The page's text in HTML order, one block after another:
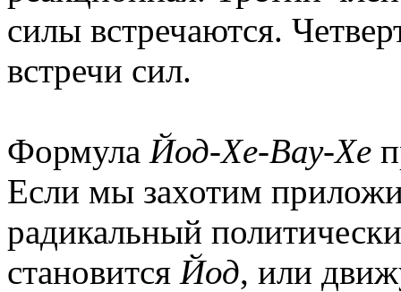
силы встречаются.
встречи сил.
Формула Йод-Хе-Вау-Хе
Если мы захотим
радикальный
становится Йод, или